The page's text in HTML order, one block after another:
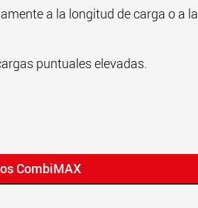
a la longitud de carga o a la
puntuales elevadas.
CombiMAX